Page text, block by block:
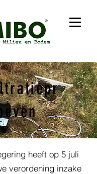
heeft op 5 juli
verordening inzake